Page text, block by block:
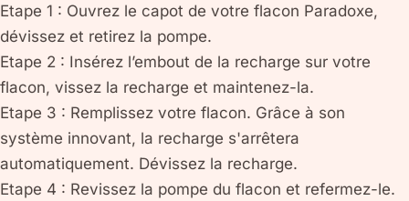
Etape 1 : Ouvrez le capot de votre flacon Paradoxe,
dévissez et retirez la pompe.
Etape 2 : Insérez l’embout de la recharge sur votre
flacon, vissez la recharge et maintenez-la.
Etape 3 : Remplissez votre flacon. Grâce à son
système innovant, la recharge s'arrêtera
automatiquement. Dévissez la recharge.
Etape 4 : Revissez la pompe du flacon et refermez-le.